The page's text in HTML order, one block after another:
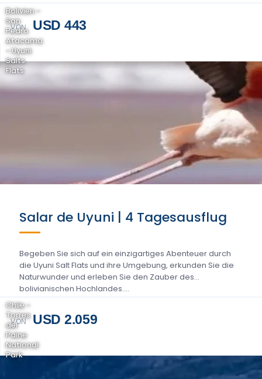
VON USD 443
Bolivien -
San
Pedro
Atacama
- Uyuni
Salts
Flats
Salar de Uyuni | 4 Tagesausflug
Begeben Sie sich auf ein einzigartiges Abenteuer durch
die Uyuni Salt Flats und ihre Umgebung, erkunden Sie die
Naturwunder und erleben Sie den Zauber des
bolivianischen Hochlandes....
VON USD 2.059
Chile -
Torres
del
Paine
National
Park